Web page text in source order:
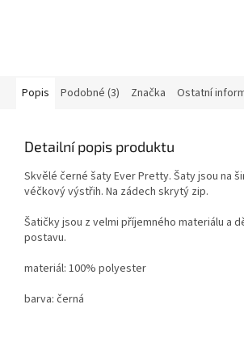
Popis Podobné (3) Značka Ostatní
Detailní popis produktu
Skvělé černé šaty Ever Pretty. Šaty jsou na
véčkový výstřih. Na zádech skrytý zip.
Šatičky jsou z velmi příjemného materiálu a
postavu.
materiál: 100% polyester
barva: černá